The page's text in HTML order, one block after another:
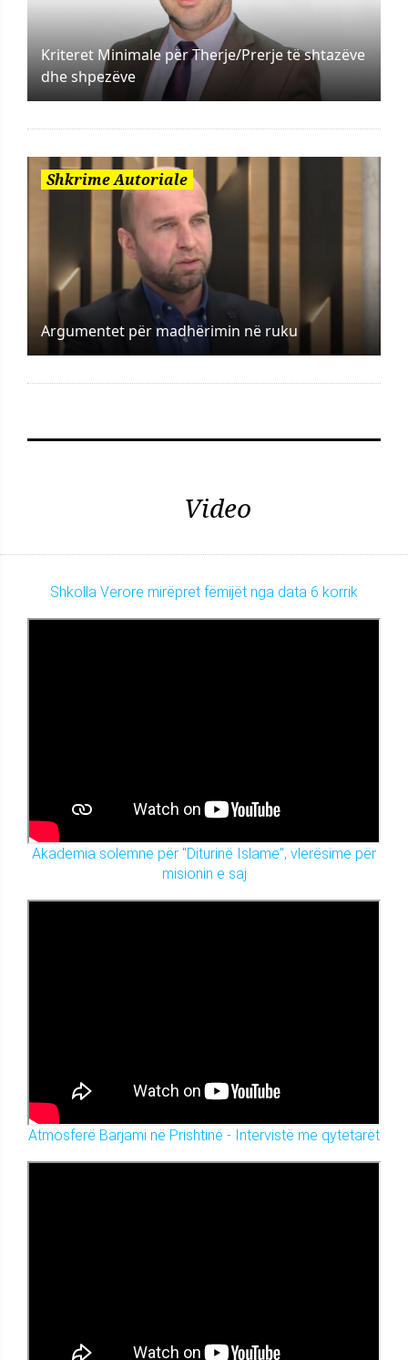
Kriteret Minimale për Therje/Prerje të shtazëve
dhe shpezëve
Shkrime Autoriale
Argumentet për madhërimin në ruku
Video
Shkolla Verore mirëpret fëmijët nga data 6 korrik
Akademia solemne për "Diturinë Islame", vlerësime për
misionin e saj
Atmosferë Barjami në Prishtinë - Intervistë me qytetarët